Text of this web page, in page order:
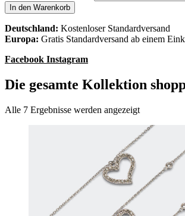
In den Warenkorb
Deutschland: Kostenloser Standardversand
Europa: Gratis Standardversand ab einem
Facebook Instagram
Die gesamte Kollektion
Alle 7 Ergebnisse werden angezeigt